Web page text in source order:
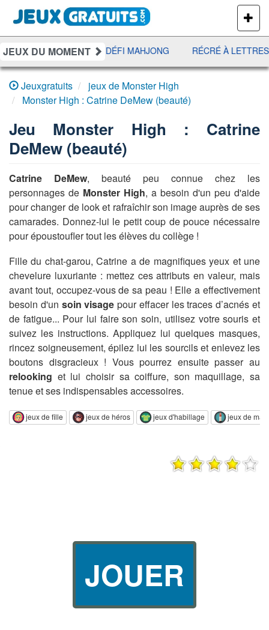
PLUS
DE
JEUX
JEUX DU MOMENT
UNO DISCO DÉFI MAHJONG RÉCRÉ À LETTRES
Jeuxgratuits
jeux de Monster High
Monster High : Catrine DeMew (beauté)
Jeu Monster High : Catrine
DeMew (beauté)
Catrine DeMew, beauté peu connue chez les
personnages de Monster High, a besoin d'un peu d'aide
pour changer de look et rafraîchir son image auprès de ses
camarades. Donnez-lui le petit coup de pouce nécessaire
pour époustoufler tout les élèves du collège !
Fille du chat-garou, Catrine a de magnifiques yeux et une
chevelure luxuriante : mettez ces attributs en valeur, mais
avant tout, occupez-vous de sa peau ! Elle a effectivement
besoin d'un soin visage pour effacer les traces d’acnés et
de fatigue... Pour lui faire son soin, utilisez votre souris et
suivez les instructions. Appliquez lui quelques masques,
rincez soigneusement, épilez lui les sourcils et enlevez les
boutons disgracieux ! Vous pourrez ensuite passer au
relooking et lui choisir sa coiffure, son maquillage, sa
tenue et ses indispensables accessoires.
jeux de fille jeux de héros jeux d'habillage jeux de
JOUER